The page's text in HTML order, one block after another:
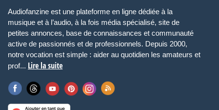
Audiofanzine est une plateforme en ligne dédiée à la
musique et à l’audio, à la fois média spécialisé, site de
petites annonces, base de connaissances et communauté
active de passionnés et de professionnels. Depuis 2000,
notre vocation est simple : aider au quotidien les amateurs et
prof... Lire la suite